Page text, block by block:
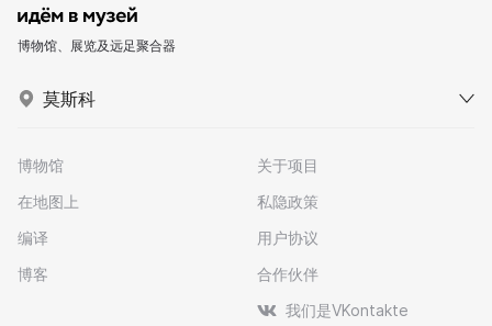
博物馆、展览及远足聚合器
莫斯科
博物馆
在地图上
编译
博客
关于项目
私隐政策
用户协议
合作伙伴
我们是VKontakte